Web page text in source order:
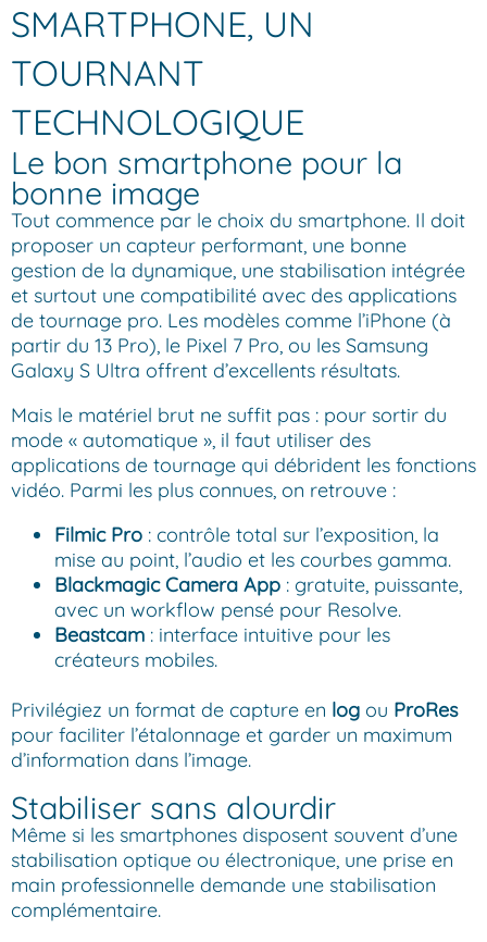
SMARTPHONE, UN
TOURNANT
TECHNOLOGIQUE
Le bon smartphone pour la
bonne image
Tout commence par le choix du smartphone. Il doit
proposer un capteur performant, une bonne
gestion de la dynamique, une stabilisation intégrée
et surtout une compatibilité avec des applications
de tournage pro. Les modèles comme l’iPhone (à
partir du 13 Pro), le Pixel 7 Pro, ou les Samsung
Galaxy S Ultra offrent d’excellents résultats.
Mais le matériel brut ne suffit pas : pour sortir du
mode « automatique », il faut utiliser des
applications de tournage qui débrident les fonctions
vidéo. Parmi les plus connues, on retrouve :
Filmic Pro : contrôle total sur l’exposition, la
mise au point, l’audio et les courbes gamma.
Blackmagic Camera App : gratuite, puissante,
avec un workflow pensé pour Resolve.
Beastcam : interface intuitive pour les
créateurs mobiles.
Privilégiez un format de capture en log ou ProRes
pour faciliter l’étalonnage et garder un maximum
d’information dans l’image.
Stabiliser sans alourdir
Même si les smartphones disposent souvent d’une
stabilisation optique ou électronique, une prise en
main professionnelle demande une stabilisation
complémentaire.